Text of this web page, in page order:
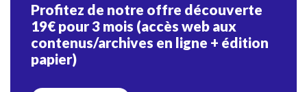
Profitez de notre offre découverte
19€ pour 3 mois (accès web aux
contenus/archives en ligne + édition
papier)